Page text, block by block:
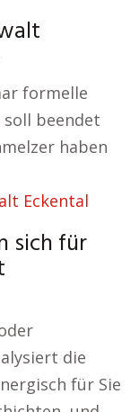
formelle
beendet
haben
Eckental
sich für
die
für Sie